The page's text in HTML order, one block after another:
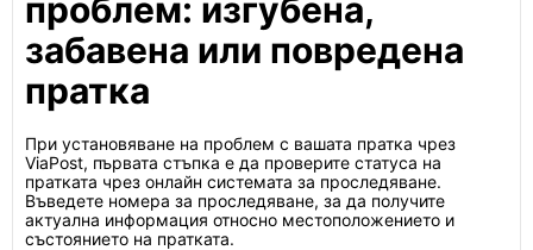
проблем: изгубена,
забавена или повредена
пратка
При установяване на проблем с вашата пратка чрез
ViaPost, първата стъпка е да проверите статуса на
пратката чрез онлайн системата за проследяване.
Въведете номера за проследяване, за да получите
актуална информация относно местоположението и
състоянието на пратката.